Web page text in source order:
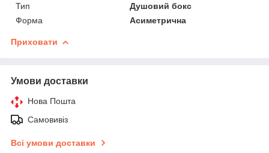
Тип
Душовий бокс
Форма
Асиметрична
Приховати
Умови доставки
Нова Пошта
Самовивіз
Всі умови доставки